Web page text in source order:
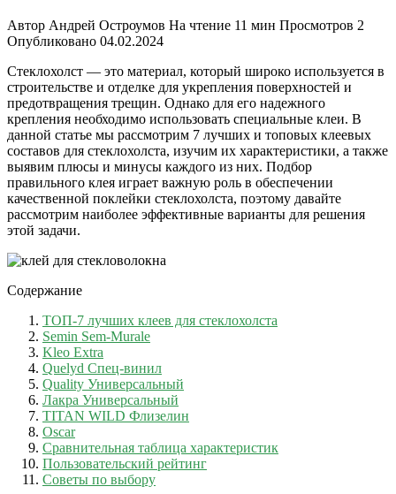
Автор Андрей Остроумов На чтение 11 мин Просмотров 2
Опубликовано 04.02.2024
Стеклохолст — это материал, который широко используется в
строительстве и отделке для укрепления поверхностей и
предотвращения трещин. Однако для его надежного
крепления необходимо использовать специальные клеи. В
данной статье мы рассмотрим 7 лучших и топовых клеевых
составов для стеклохолста, изучим их характеристики, а также
выявим плюсы и минусы каждого из них. Подбор
правильного клея играет важную роль в обеспечении
качественной поклейки стеклохолста, поэтому давайте
рассмотрим наиболее эффективные варианты для решения
этой задачи.
Содержание
ТОП-7 лучших клеев для стеклохолста
Semin Sem-Murale
Kleo Extra
Quelyd Спец-винил
Quality Универсальный
Лакра Универсальный
TITAN WILD Флизелин
Oscar
Сравнительная таблица характеристик
Пользовательский рейтинг
Советы по выбору